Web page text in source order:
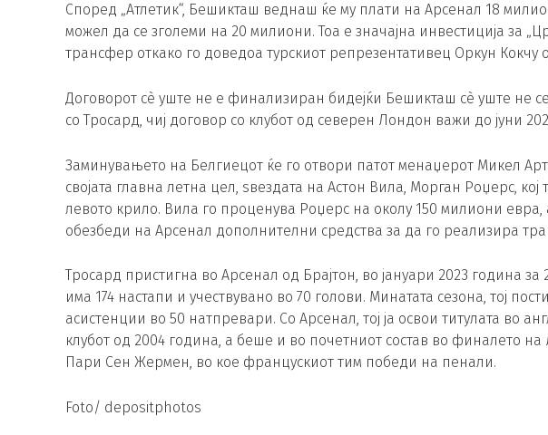
Според „Атлетик“, Бешикташ веднаш ќе му плати на Арсенал 18
можел да се зголеми на 20 милиони. Тоа е значајна инвестиција за
трансфер откако го доведоа турскиот репрезентативец Оркун
Договорот сè уште не е финализиран бидејќи Бешикташ сè уште не
со Тросард, чиј договор со клубот од северен Лондон важи до јуни
Заминувањето на Белгиецот ќе го отвори патот менаџерот Микел
својата главна летна цел, ѕвездата на Астон Вила, Морган Роџерс,
левото крило. Вила го проценува Роџерс на околу 150 милиони
обезбеди на Арсенал дополнителни средства за да го реализира
Тросард пристигна во Арсенал од Брајтон, во јануари 2023 година за
има 174 настапи и учествувано во 70 голови. Минатата сезона, тој
асистенции во 50 натпревари. Со Арсенал, тој ја освои титулата во
клубот од 2004 година, а беше и во почетниот состав во финалето
Пари Сен Жермен, во кое францускиот тим победи на пенали.
Foto/ depositphotos